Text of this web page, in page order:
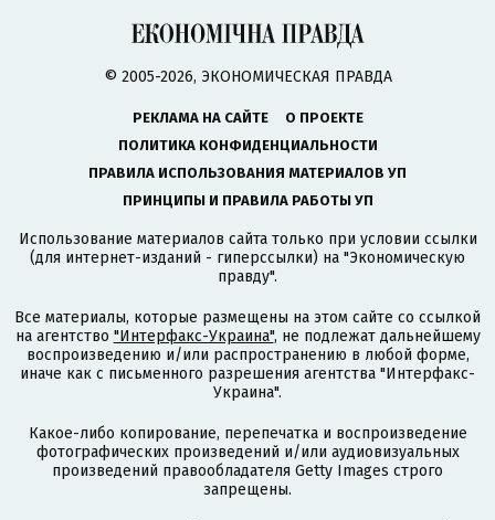
© 2005-2026, ЭКОНОМИЧЕСКАЯ ПРАВДА
РЕКЛАМА НА САЙТЕ
О ПРОЕКТЕ
ПОЛИТИКА КОНФИДЕНЦИАЛЬНОСТИ
ПРАВИЛА ИСПОЛЬЗОВАНИЯ МАТЕРИАЛОВ УП
ПРИНЦИПЫ И ПРАВИЛА РАБОТЫ УП
Использование материалов сайта только при условии ссылки
(для интернет-изданий - гиперссылки) на "Экономическую
правду".
Все материалы, которые размещены на этом сайте со ссылкой
на агентство "Интерфакс-Украина", не подлежат дальнейшему
воспроизведению и/или распространению в любой форме,
иначе как с письменного разрешения агентства "Интерфакс-
Украина".
Какое-либо копирование, перепечатка и воспроизведение
фотографических произведений и/или аудиовизуальных
произведений правообладателя Getty Images строго
запрещены.